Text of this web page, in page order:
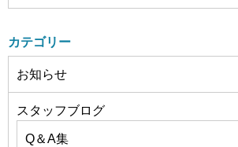
カテゴリー
お知らせ
スタッフブログ
Q＆A集